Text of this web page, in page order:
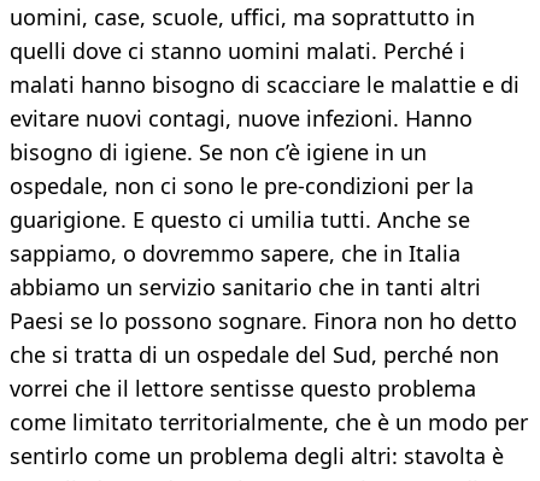
uomini, case, scuole, uffici, ma soprattutto in
quelli dove ci stanno uomini malati. Perché i
malati hanno bisogno di scacciare le malattie e di
evitare nuovi contagi, nuove infezioni. Hanno
bisogno di igiene. Se non c’è igiene in un
ospedale, non ci sono le pre-condizioni per la
guarigione. E questo ci umilia tutti. Anche se
sappiamo, o dovremmo sapere, che in Italia
abbiamo un servizio sanitario che in tanti altri
Paesi se lo possono sognare. Finora non ho detto
che si tratta di un ospedale del Sud, perché non
vorrei che il lettore sentisse questo problema
come limitato territorialmente, che è un modo per
sentirlo come un problema degli altri: stavolta è